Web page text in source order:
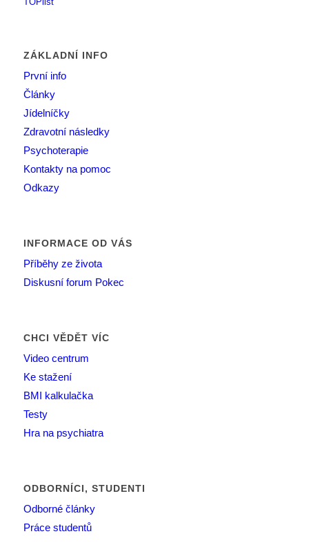
ZÁKLADNÍ INFO
První info
Články
Jídelníčky
Zdravotní následky
Psychoterapie
Kontakty na pomoc
Odkazy
INFORMACE OD VÁS
Příběhy ze života
Diskusní forum Pokec
CHCI VĚDĚT VÍC
Video centrum
Ke stažení
BMI kalkulačka
Testy
Hra na psychiatra
ODBORNÍCI, STUDENTI
Odborné články
Práce studentů